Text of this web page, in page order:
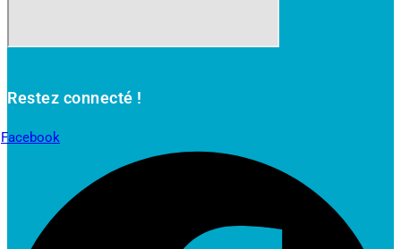
Restez connecté !
Facebook